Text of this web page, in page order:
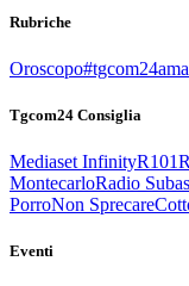
Rubriche
Oroscopo
Tgcom24 Consiglia
Mediaset InfinityR101
MontecarloRadio
PorroNon Sprecare
Eventi